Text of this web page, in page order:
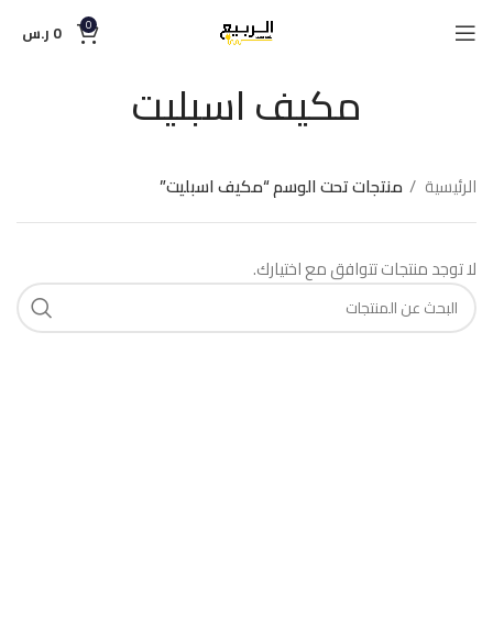
0
0 ر.س
مكيف اسبليت
الرئيسية منتجات تحت الوسم “مكيف اسبليت”
لا توجد منتجات تتوافق مع اختيارك.